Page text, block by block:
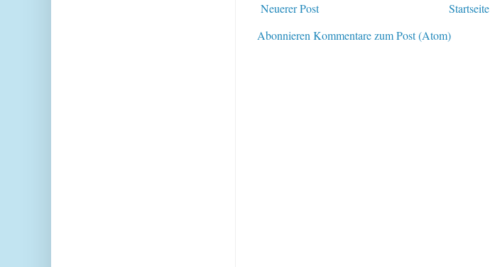
Neuerer Post
Startseite
Abonnieren Kommentare zum Post (Atom)